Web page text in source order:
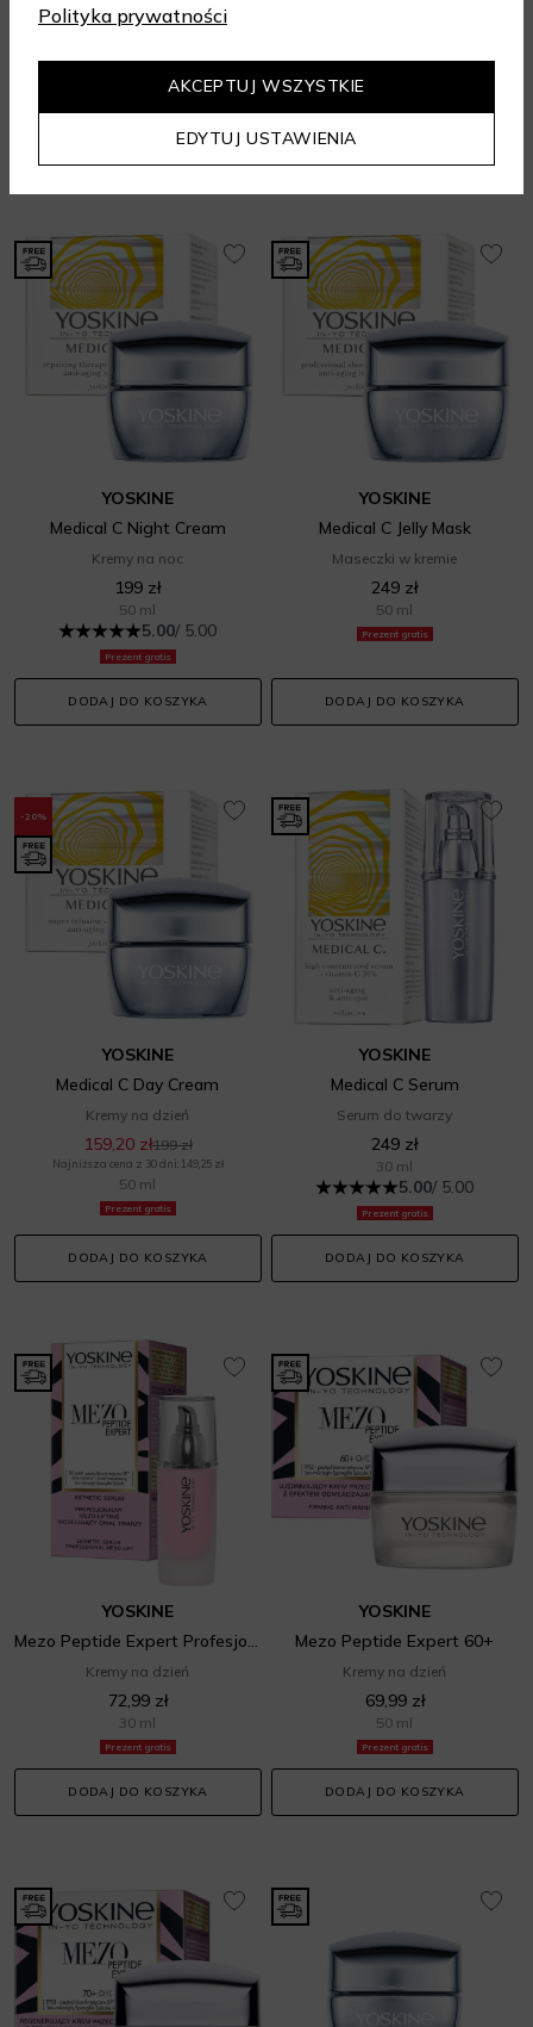
166,32 zł189 zł
DODAJ DO KOSZYKA
Prezent gratis
3.67/ 5.00
DODAJ DO KOSZYKA
Prezent gratis
YOSKINE
Medical C Night Cream
Kremy na noc
199 zł
50 ml
5.00/ 5.00
DODAJ DO KOSZYKA
Prezent gratis
YOSKINE
Medical C Jelly Mask
Maseczki w kremie
249 zł
50 ml
DODAJ DO KOSZYKA
-20%
Prezent gratis
YOSKINE
Medical C Day Cream
Kremy na dzień
159,20 zł199 zł
Najniższa cena z 30 dni: 149,25 zł
50 ml
DODAJ DO KOSZYKA
Prezent gratis
YOSKINE
Medical C Serum
Serum do twarzy
249 zł
30 ml
5.00/ 5.00
DODAJ DO KOSZYKA
Prezent gratis
YOSKINE
Mezo Peptide Expert Profesjonalny mezo-lifting modelujący owal twarzy
Kremy na dzień
72,99 zł
30 ml
DODAJ DO KOSZYKA
Prezent gratis
YOSKINE
Mezo Peptide Expert 60+
Kremy na dzień
69,99 zł
50 ml
DODAJ DO KOSZYKA
Polityka prywatności
EDYTUJ USTAWIENIA
AKCEPTUJ WSZYSTKIE